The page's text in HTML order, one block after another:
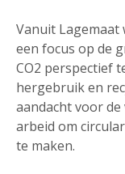
Vanuit Lagemaat
een focus op de
CO2 perspectief
hergebruik en
aandacht voor
arbeid om
te maken.